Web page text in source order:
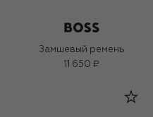
Замшевый ремень
11 650 ₽